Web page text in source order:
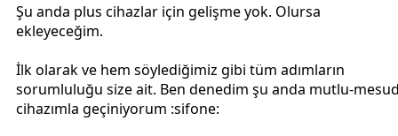
Şu anda plus cihazlar için gelişme yok. Olursa
ekleyeceğim.
İlk olarak ve hem söylediğimiz gibi tüm adımların
sorumluluğu size ait. Ben denedim şu anda mutlu-
cihazımla geçiniyorum :sifone: